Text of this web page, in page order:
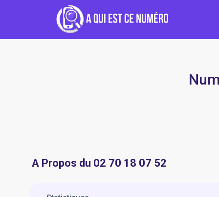
A Propos du 02 70 18 07 52